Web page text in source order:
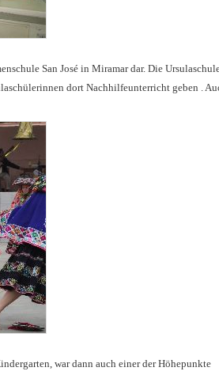
San José in Miramar dar. Die
dort Nachhilfeunterricht geben .
war dann auch einer der Höhepunkte